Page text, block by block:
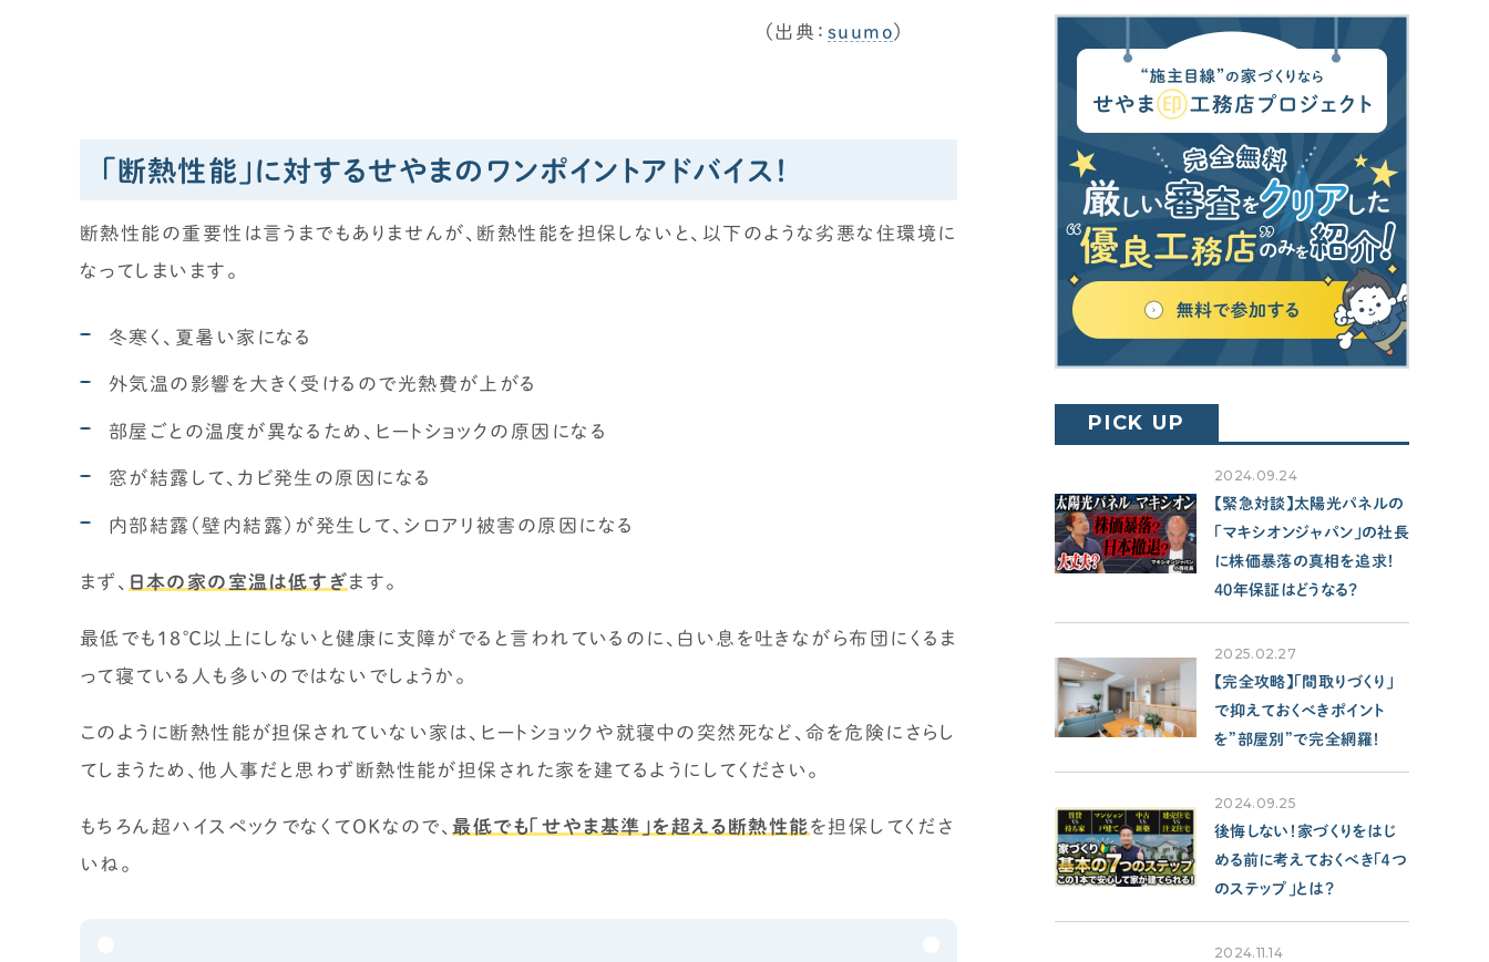
土地探しの方法・コツを知りたい
間取りの基本知識・ツボを知りたい
仕様決め（外観/内装）の注意点を知りたい
住宅業界の裏話
せやまの活動・ミッション
CONTENTS
コンテンツから探す
記事で学ぶ
動画で学ぶ
Q&Aで学ぶ
用語解説で学ぶ
SUPPORT
サポート
OTHER
せやまのきもち
工務店の方へ
各種メディアのみなさまへ
【クルー専用】ログインページ
（出典： suumo）
「断熱性能」に対するせやまのワンポイントアドバイス！
断熱性能の重要性は言うまでもありませんが、断熱性能を担保しないと、以下のような劣悪な住環境に
なってしまいます。
冬寒く、夏暑い家になる
外気温の影響を大きく受けるので光熱費が上がる
部屋ごとの温度が異なるため、ヒートショックの原因になる
窓が結露して、カビ発生の原因になる
内部結露（壁内結露）が発生して、シロアリ被害の原因になる
まず、 日本の家の室温は低すぎます。
最低でも18℃以上にしないと健康に支障がでると言われているのに、白い息を吐きながら布団にくるま
って寝ている人も多いのではないでしょうか。
このように断熱性能が担保されていない家は、ヒートショックや就寝中の突然死など、命を危険にさらし
てしまうため、他人事だと思わず断熱性能が担保された家を建てるようにしてください。
もちろん超ハイスペックでなくてOKなので、最低でも「せやま基準」を超える断熱性能 を担保してくださ
いね。
PICK UP
2024.09.24
【緊急対談】太陽光パネルの
「マキシオンジャパン」の社長
に株価暴落の真相を追求！
40年保証はどうなる？
2025.02.27
【完全攻略】「間取りづくり」
で抑えておくべきポイント
を”部屋別”で完全網羅！
2024.09.25
後悔しない！家づくりをはじ
める前に考えておくべき「４つ
のステップ」とは？
2024.11.14